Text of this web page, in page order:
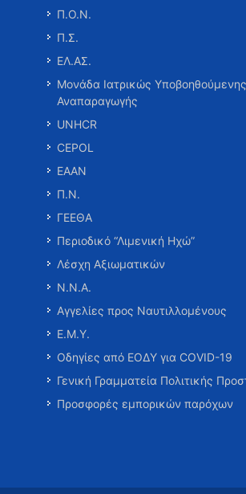
Π.Ο.Ν.
Π.Σ.
ΕΛ.ΑΣ.
Μονάδα Ιατρικώς Υποβοηθούμενης
Αναπαραγωγής
UNHCR
CEPOL
ΕΑΑΝ
Π.Ν.
ΓΕΕΘΑ
Περιοδικό “Λιμενική Ηχώ”
Λέσχη Αξιωματικών
Ν.Ν.Α.
Αγγελίες προς Ναυτιλλομένους
Ε.Μ.Υ.
Οδηγίες από ΕΟΔΥ για COVID-19
Γενική Γραμματεία Πολιτικής
Προσφορές εμπορικών παρόχων